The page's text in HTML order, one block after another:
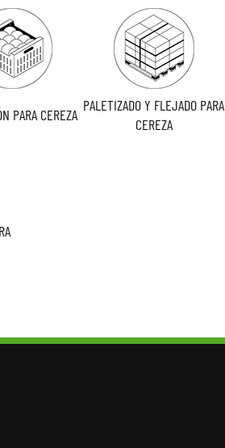
PARA CEREZA
PALETIZADO Y FLEJADO PARA
CEREZA